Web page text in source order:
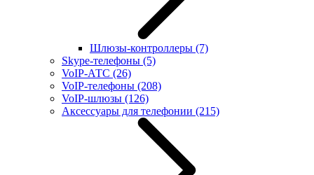
Шлюзы-контроллеры (7)
Skype-телефоны (5)
VoIP-АТС (26)
VoIP-телефоны (208)
VoIP-шлюзы (126)
Аксессуары для телефонии (215)